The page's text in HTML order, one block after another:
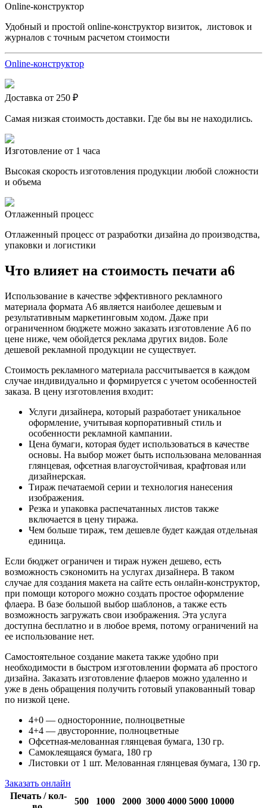
Online-конструктор
Удобный и простой online-конструктор визиток, листовок и
журналов с точным расчетом стоимости
Online-конструктор
Доставка от 250 ₽
Самая низкая стоимость доставки. Где бы вы не находились.
Изготовление от 1 часа
Высокая скорость изготовления продукции любой сложности
и объема
Отлаженный процесс
Отлаженный процесс от разработки дизайна до производства,
упаковки и логистики
Что влияет на стоимость печати а6
Использование в качестве эффективного рекламного
материала формата А6 является наиболее дешевым и
результативным маркетинговым ходом. Даже при
ограниченном бюджете можно заказать изготовление А6 по
цене ниже, чем обойдется реклама других видов. Боле
дешевой рекламной продукции не существует.
Стоимость рекламного материала рассчитывается в каждом
случае индивидуально и формируется с учетом особенностей
заказа. В цену изготовления входит:
Услуги дизайнера, который разработает уникальное
оформление, учитывая корпоративный стиль и
особенности рекламной кампании.
Цена бумаги, которая будет использоваться в качестве
основы. На выбор может быть использована мелованная
глянцевая, офсетная влагоустойчивая, крафтовая или
дизайнерская.
Тираж печатаемой серии и технология нанесения
изображения.
Резка и упаковка распечатанных листов также
включается в цену тиража.
Чем больше тираж, тем дешевле будет каждая отдельная
единица.
Если бюджет ограничен и тираж нужен дешево, есть
возможность сэкономить на услугах дизайнера. В таком
случае для создания макета на сайте есть онлайн-конструктор,
при помощи которого можно создать простое оформление
флаера. В базе большой выбор шаблонов, а также есть
возможность загружать свои изображения. Эта услуга
доступна бесплатно и в любое время, потому ограничений на
ее использование нет.
Самостоятельное создание макета также удобно при
необходимости в быстром изготовлении формата а6 простого
дизайна. Заказать изготовление флаеров можно удаленно и
уже в день обращения получить готовый упакованный товар
по низкой цене.
4+0 — односторонние, полноцветные
4+4 — двусторонние, полноцветные
Офсетная-мелованная глянцевая бумага, 130 гр.
Самоклеящаяся бумага, 180 гр
Листовки от 1 шт. Мелованная глянцевая бумага, 130 гр.
Заказать онлайн
Печать / кол-
500 1000 2000 3000 4000 5000 10000